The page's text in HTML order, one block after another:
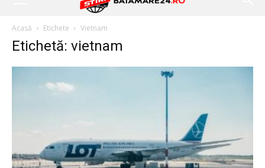
Acasă Etichete Vietnam
Etichetă: vietnam